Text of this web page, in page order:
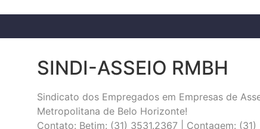
SINDI-ASSEIO RMBH
Sindicato dos Empregados em Empresas de
Metropolitana de Belo Horizonte!
Contato: Betim: (31) 3531.2367 | Contagem: